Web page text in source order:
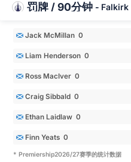
罚牌 / 90分钟 - Falkirk
Jack McMillan 0
Liam Henderson 0
Ross MacIver 0
Craig Sibbald 0
Ethan Laidlaw 0
Finn Yeats 0
* Premiership2026/27赛季的统计数据